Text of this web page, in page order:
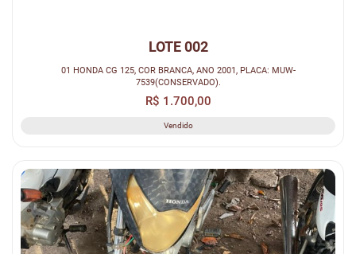
LOTE 002
01 HONDA CG 125, COR BRANCA, ANO 2001, PLACA: MUW-
7539(CONSERVADO).
R$ 1.700,00
Vendido